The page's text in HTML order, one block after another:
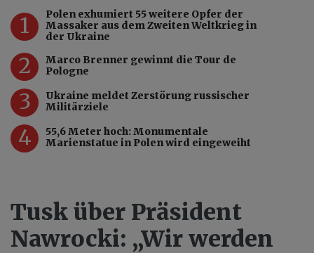
1
Polen exhumiert 55 weitere Opfer der
Massaker aus dem Zweiten Weltkrieg in
der Ukraine
2
Marco Brenner gewinnt die Tour de
Pologne
3
Ukraine meldet Zerstörung russischer
Militärziele
4
55,6 Meter hoch: Monumentale
Marienstatue in Polen wird eingeweiht
Tusk über Präsident
Nawrocki: „Wir werden